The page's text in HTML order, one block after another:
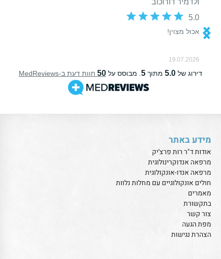
מידע באתר
אודות ד"ר רות פרצ'יק
מרפאה אנדוקרינולוגית
מרפאה אנדו-אונקולוגית
חולים אונקולוגיים עם מחלות נלוות
מאמרים
בתקשורת
צור קשר
מפת הגעה
הצהרת נגישות